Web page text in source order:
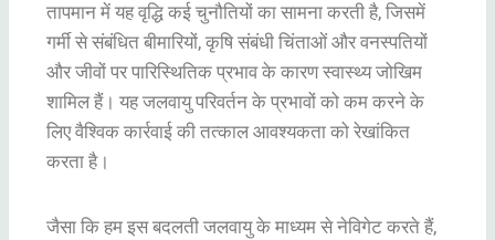
तापमान में यह वृद्धि कई चुनौतियों का सामना करती है, जिसमें
गर्मी से संबंधित बीमारियों, कृषि संबंधी चिंताओं और वनस्पतियों
और जीवों पर पारिस्थितिक प्रभाव के कारण स्वास्थ्य जोखिम
शामिल हैं। यह जलवायु परिवर्तन के प्रभावों को कम करने के
लिए वैश्विक कार्रवाई की तत्काल आवश्यकता को रेखांकित
करता है।
जैसा कि हम इस बदलती जलवायु के माध्यम से नेविगेट करते हैं,